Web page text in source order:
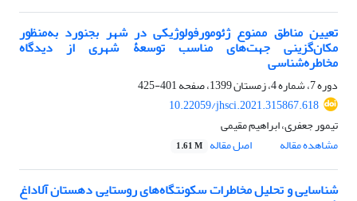
تعیین مناطق ممنوع ژئومورفولوژیکی در شهر بجنورد به‌منظور
مکان‌گزینی جهت‌های مناسب توسعۀ شهری از دیدگاه
مخاطره‌شناسی
دوره 7، شماره 4، زمستان 1399، صفحه
401-425
10.22059/jhsci.2021.315867.618
تیمور جعفری، ابراهیم مقیمی
مشاهده مقاله
اصل مقاله 1.61 M
شناسایی و تحلیل مخاطرات سکونتگاه‌های روستایی دهستان آلاداغ